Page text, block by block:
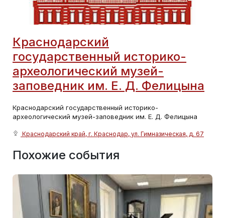
Краснодарский
государственный историко-
археологический музей-
заповедник им. Е. Д. Фелицына
Краснодарский государственный историко-
археологический музей-заповедник им. Е. Д. Фелицына
Краснодарский край, г. Краснодар, ул. Гимназическая, д. 67
Похожие события